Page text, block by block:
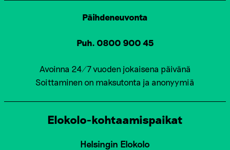
Päihdeneuvonta
Puh. 0800 900 45
Avoinna 24/7 vuoden jokaisena päivänä
Soittaminen on maksutonta ja anonyymiä
Elokolo-kohtaamispaikat
Helsingin Elokolo